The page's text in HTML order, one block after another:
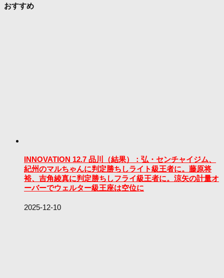
おすすめ
INNOVATION 12.7 品川（結果）：弘・センチャイジム、
紀州のマルちゃんに判定勝ちしライト級王者に。藤原将
裕、吉角綾真に判定勝ちしフライ級王者に。涼矢の計量オ
ーバーでウェルター級王座は空位に
2025-12-10